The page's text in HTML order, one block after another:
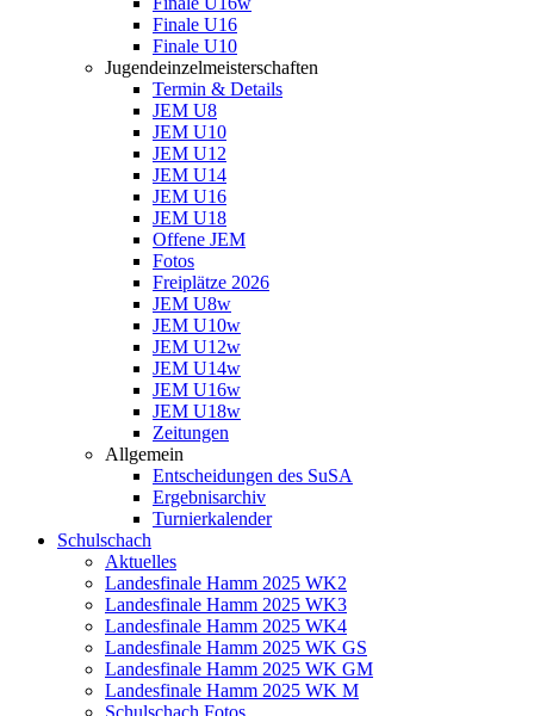
Finale U16
Finale U10
Jugendeinzelmeisterschaften
Termin & Details
JEM U8
JEM U10
JEM U12
JEM U14
JEM U16
JEM U18
Offene JEM
Fotos
Freiplätze 2026
JEM U8w
JEM U10w
JEM U12w
JEM U14w
JEM U16w
JEM U18w
Zeitungen
Allgemein
Entscheidungen des SuSA
Ergebnisarchiv
Turnierkalender
Schulschach
Aktuelles
Landesfinale Hamm 2025 WK2
Landesfinale Hamm 2025 WK3
Landesfinale Hamm 2025 WK4
Landesfinale Hamm 2025 WK GS
Landesfinale Hamm 2025 WK GM
Landesfinale Hamm 2025 WK M
Schulschach Fotos